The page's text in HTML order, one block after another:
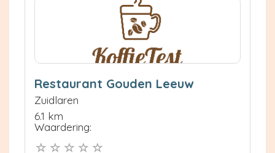
Restaurant Gouden Leeuw
Zuidlaren
6.1 km
Waardering: